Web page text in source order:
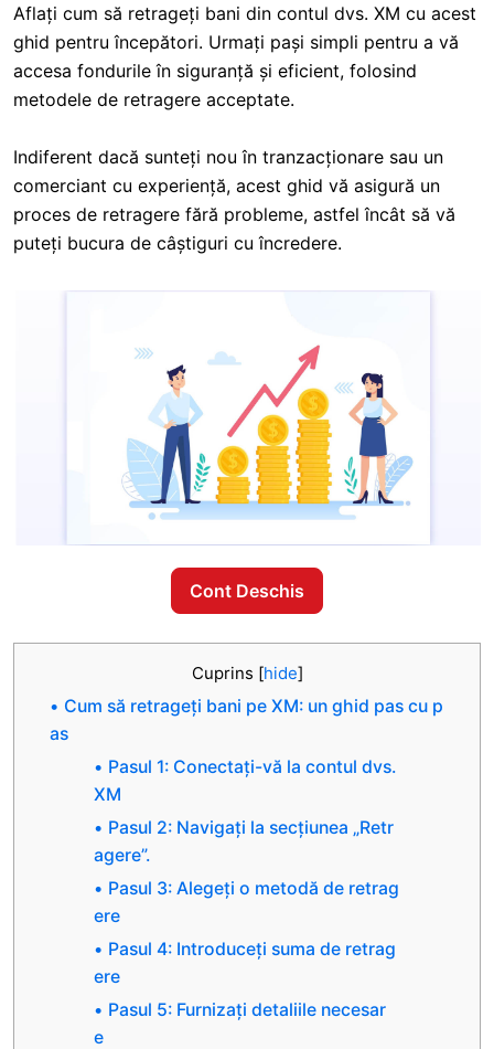
Aflați cum să retrageți bani din contul dvs. XM cu acest
ghid pentru începători. Urmați pași simpli pentru a vă
accesa fondurile în siguranță și eficient, folosind
metodele de retragere acceptate.
Indiferent dacă sunteți nou în tranzacționare sau un
comerciant cu experiență, acest ghid vă asigură un
proces de retragere fără probleme, astfel încât să vă
puteți bucura de câștiguri cu încredere.
Cont Deschis
Cuprins [hide]
Cum să retrageți bani pe XM: un ghid pas cu p
as
Pasul 1: Conectați-vă la contul dvs.
XM
Pasul 2: Navigați la secțiunea „Retr
agere”.
Pasul 3: Alegeți o metodă de retrag
ere
Pasul 4: Introduceți suma de retrag
ere
Pasul 5: Furnizați detaliile necesar
e